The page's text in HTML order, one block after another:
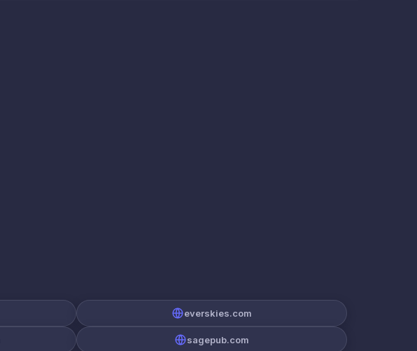
everskies.com
sagepub.com